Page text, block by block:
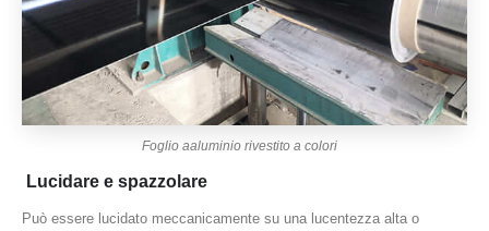
Foglio aaluminio rivestito a colori
Lucidare e spazzolare
Può essere lucidato meccanicamente su una lucentezza alta o